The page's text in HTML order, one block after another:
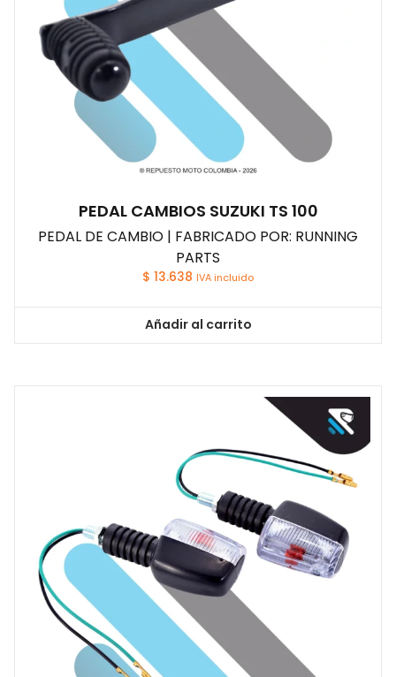
PEDAL CAMBIOS SUZUKI TS 100
PEDAL DE CAMBIO | FABRICADO POR: RUNNING
PARTS
$ 13.638 IVA incluido
Añadir al carrito